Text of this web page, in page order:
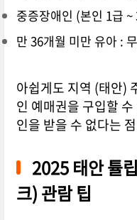
중증장애인 (본인 1급
만 36개월 미만 유아 :
아쉽게도 지역 (태안)
인 예매권을 구입할
인을 받을 수 없다는
2025 태안 튤
크) 관람 팁